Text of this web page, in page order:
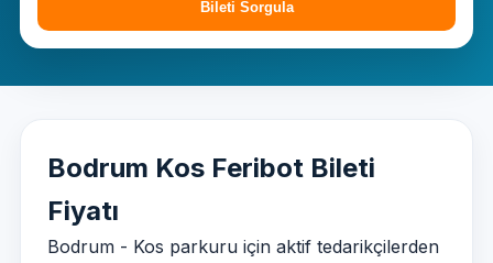
Bileti Sorgula
Bodrum Kos Feribot Bileti
Fiyatı
Bodrum - Kos parkuru için aktif tedarikçilerden